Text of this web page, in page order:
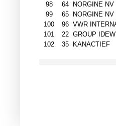
98
64 NORGINE NV
99
65 NORGINE NV
100
96 VWR
101
22 GROUP
102
35 KANACTIEF